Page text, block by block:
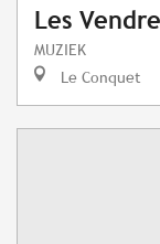
Les
MUZIEK
Le Conquet